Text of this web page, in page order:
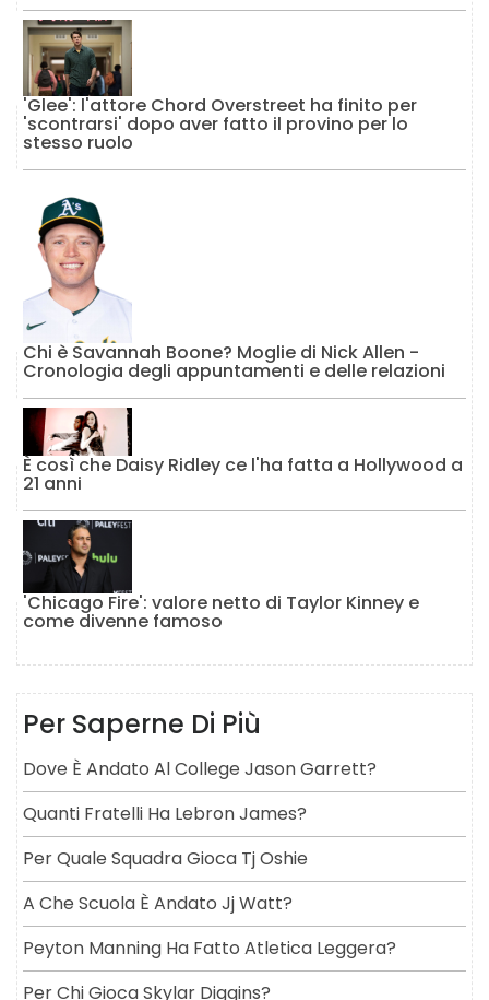
'Glee': l'attore Chord Overstreet ha finito per
'scontrarsi' dopo aver fatto il provino per lo
stesso ruolo
Chi è Savannah Boone? Moglie di Nick Allen -
Cronologia degli appuntamenti e delle relazioni
È così che Daisy Ridley ce l'ha fatta a Hollywood a
21 anni
'Chicago Fire': valore netto di Taylor Kinney e
come divenne famoso
Per Saperne Di Più
Dove È Andato Al College Jason Garrett?
Quanti Fratelli Ha Lebron James?
Per Quale Squadra Gioca Tj Oshie
A Che Scuola È Andato Jj Watt?
Peyton Manning Ha Fatto Atletica Leggera?
Per Chi Gioca Skylar Diggins?